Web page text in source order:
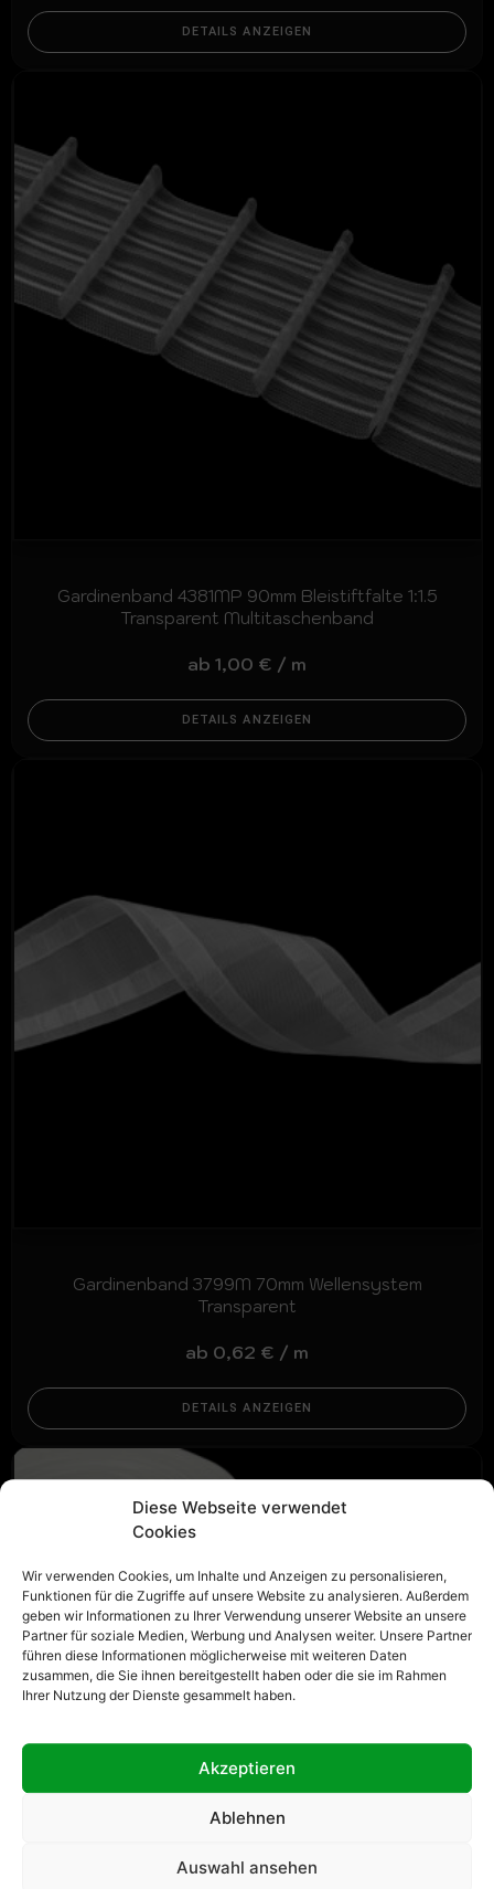
Diese Webseite verwendet
Cookies
Wir verwenden Cookies, um Inhalte und Anzeigen zu personalisieren,
Funktionen für die Zugriffe auf unsere Website zu analysieren. Außerdem
geben wir Informationen zu Ihrer Verwendung unserer Website an unsere
Partner für soziale Medien, Werbung und Analysen weiter. Unsere Partner
führen diese Informationen möglicherweise mit weiteren Daten
zusammen, die Sie ihnen bereitgestellt haben oder die sie im Rahmen
Ihrer Nutzung der Dienste gesammelt haben.
Akzeptieren
Ablehnen
Auswahl ansehen
DETAILS ANZEIGEN
Gardinenband 4381MP 90mm Bleistiftfalte 1:1.5
Transparent Multitaschenband
ab 1,00 € / m
DETAILS ANZEIGEN
Gardinenband 3799M 70mm Wellensystem
Transparent
ab 0,62 € / m
DETAILS ANZEIGEN